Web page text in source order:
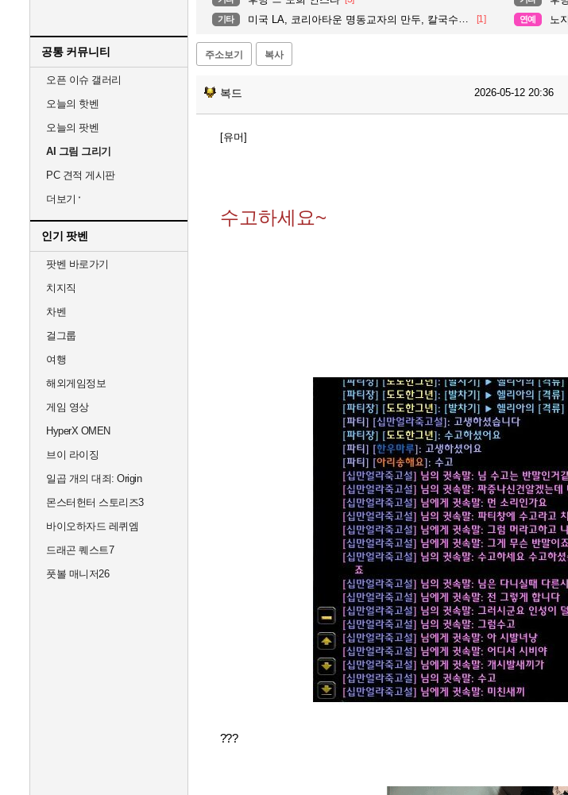
공통 커뮤니티
오픈 이슈 갤러리
오늘의 핫벤
오늘의 팟벤
AI 그림 그리기
PC 견적 게시판
더보기
인기 팟벤
팟벤 바로가기
치지직
차벤
걸그룹
여행
해외게임정보
게임 영상
HyperX OMEN
브이 라이징
일곱 개의 대죄: Origin
몬스터헌터 스토리즈3
바이오하자드 레퀴엠
드래곤 퀘스트7
풋볼 매니저26
기타 미국 LA, 코리아타운 명동교자의 만두, 칼국수, 콩국수 [1] 연예 노
주소보기 복사
복드 2026-05-12 20:36
[유머]
수고하세요~
???